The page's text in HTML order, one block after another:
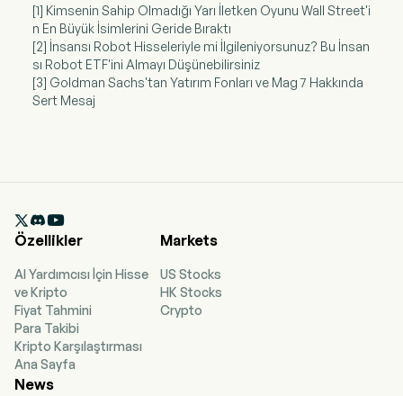
[1] Kimsenin Sahip Olmadığı Yarı İletken Oyunu Wall Street'i
n En Büyük İsimlerini Geride Bıraktı
[2] İnsansı Robot Hisseleriyle mi İlgileniyorsunuz? Bu İnsan
sı Robot ETF'ini Almayı Düşünebilirsiniz
[3] Goldman Sachs'tan Yatırım Fonları ve Mag 7 Hakkında
Sert Mesaj

Özellikler
AI Yardımcısı İçin Hisse
ve Kripto
Fiyat Tahmini
Para Takibi
Kripto Karşılaştırması
Ana Sayfa
Markets
US Stocks
HK Stocks
Crypto
News